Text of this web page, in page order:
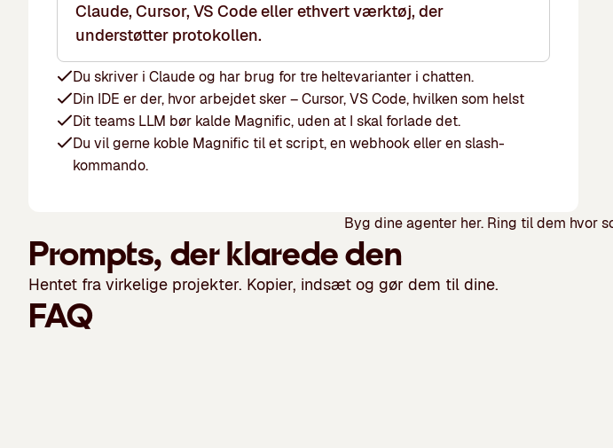
Claude, Cursor, VS Code eller ethvert værktøj, der
understøtter protokollen.
Du skriver i Claude og har brug for tre heltevarianter i chatten.
Din IDE er der, hvor arbejdet sker – Cursor, VS Code, hvilken som helst
Dit teams LLM bør kalde Magnific, uden at I skal forlade det.
Du vil gerne koble Magnific til et script, en webhook eller en slash-
kommando.
Byg dine agenter her. Ring til dem hvor
Prompts, der klarede den
Hentet fra virkelige projekter. Kopier, indsæt og gør dem til dine.
Indtalt klip fra bunden
FAQ